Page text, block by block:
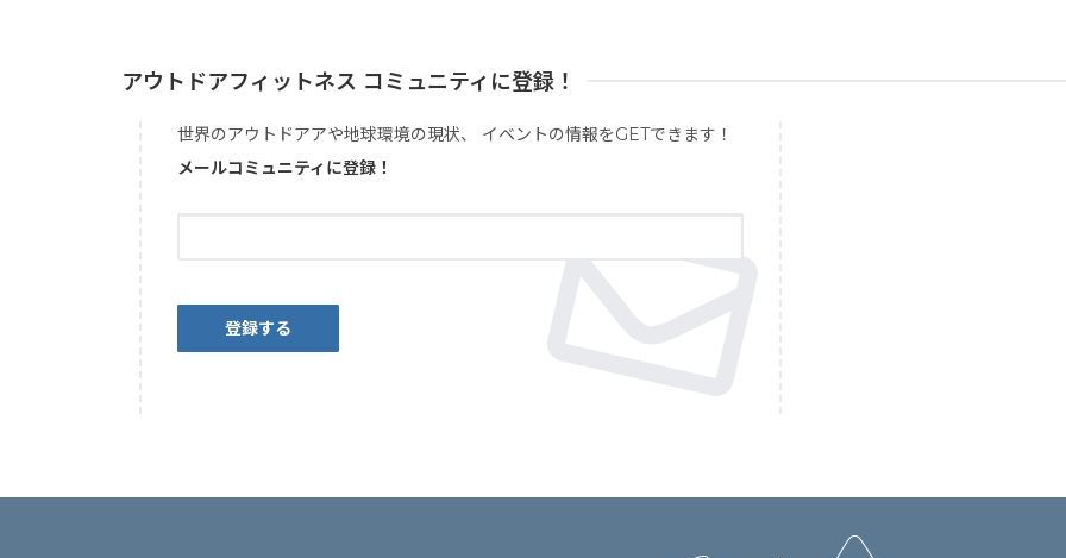
アウトドアフィットネス コミュニティに登録！
世界のアウトドアアや地球環境の現状、 イベントの情報をGETできます！
メールコミュニティに登録！